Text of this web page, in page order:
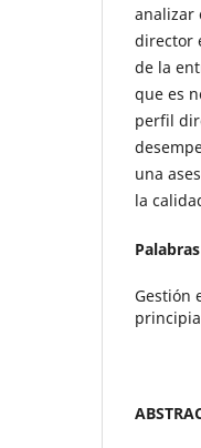
analizar
director
de la
que es
perfil
una
la
Gestión